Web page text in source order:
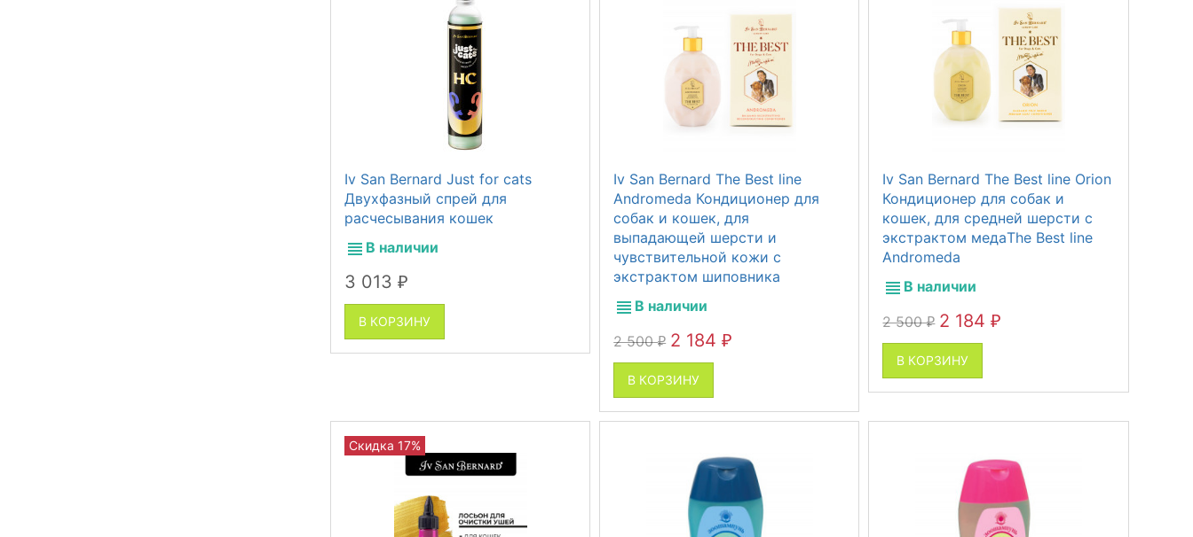
Iv San Bernard Just for cats
Двухфазный спрей для
расчесывания кошек
В наличии
3 013 ₽
В КОРЗИНУ
Iv San Bernard The Best line
Andromeda Кондиционер для
собак и кошек, для
выпадающей шерсти и
чувствительной кожи с
экстрактом шиповника
В наличии
2 500₽ 2 184₽
В КОРЗИНУ
Iv San Bernard The Best line Orion
Кондиционер для собак и
кошек, для средней шерсти с
экстрактом медаThe Best line
Andromeda
В наличии
2 500₽ 2 184₽
В КОРЗИНУ
Скидка 17%